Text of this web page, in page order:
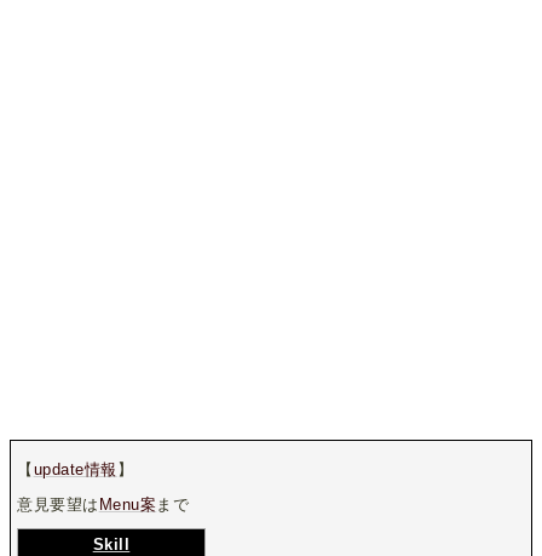
【 update情報 】
意見要望は Menu案 まで
Skill